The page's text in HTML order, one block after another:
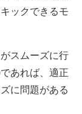
ックできるモ
スムーズに行
あれば、適正
に問題がある